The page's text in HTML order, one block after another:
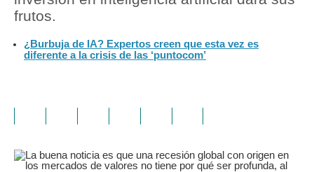
frutos.
¿Burbuja de IA? Expertos creen que esta vez es
diferente a la crisis de las ‘puntocom’